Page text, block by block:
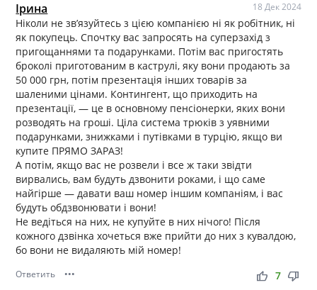
Ірина 18 Дек 2024
Ніколи не зв’язуйтесь з цією компанією ні як робітник, ні
як покупець. Спочтку вас запросять на суперзахід з
пригощаннями та подарунками. Потім вас пригостять
броколі приготованим в каструлі, яку вони продають за
50 000 грн, потім презентація інших товарів за
шаленими цінами. Контингент, що приходить на
презентації, — це в основному пенсіонерки, яких вони
розводять на гроші. Ціла система трюків з уявними
подарунками, знижками і путівками в турцію, якщо ви
купите ПРЯМО ЗАРАЗ!
А потім, якщо вас не розвели і все ж таки звідти
вирвались, вам будуть дзвонити роками, і що саме
найгірше — давати ваш номер іншим компаніям, і вас
будуть обдзвонювати і вони!
Не ведіться на них, не купуйте в них нічого! Після
кожного дзвінка хочеться вже прийти до них з кувалдою,
бо вони не видаляють мій номер!
Ответить ••• thumb_up thumb_down
7